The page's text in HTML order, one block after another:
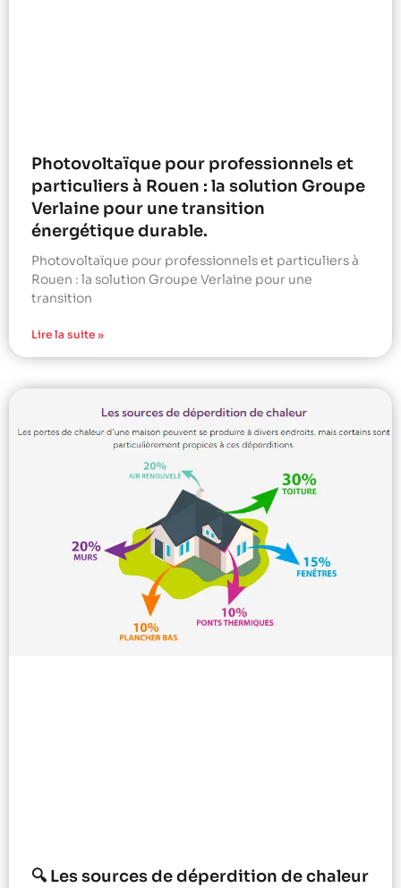
Photovoltaïque pour professionnels et
particuliers à Rouen : la solution Groupe
Verlaine pour une transition
énergétique durable.
Photovoltaïque pour professionnels et particuliers à
Rouen : la solution Groupe Verlaine pour une
transition
Lire la suite »
🔍 Les sources de déperdition de chaleur